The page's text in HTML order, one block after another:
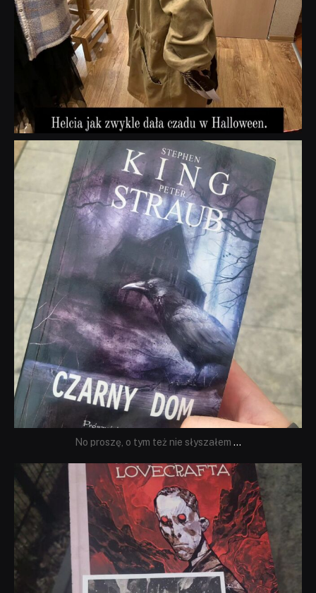
dobryhorror
Wrz 23
No proszę, o tym też nie słyszałem ...
dobryhorror
Wrz 19